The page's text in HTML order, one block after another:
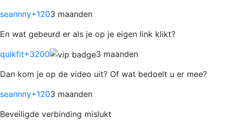
seannny+1203 maanden
En wat gebeurd er als je op je eigen link klikt?
quikfit+3200
3 maanden
Dan kom je op de video uit? Of wat bedoelt u er mee?
seannny+1203 maanden
Beveiligde verbinding mislukt